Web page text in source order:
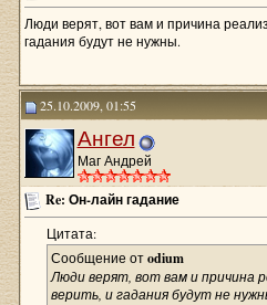
Люди верят, вот вам и причина
гадания будут не нужны.
25.10.2009, 01:55
Ангел
Маг Андрей
Re: Он-лайн гадание
Цитата:
Сообщение отodium
Люди верят, вот вам и причина
верить, и гадания будут не